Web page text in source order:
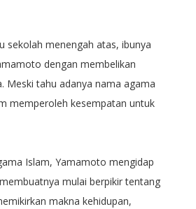
sekolah menengah atas, ibunya
dengan membelikan
Meski tahu adanya nama agama
memperoleh kesempatan untuk
Islam, Yamamoto mengidap
mulai berpikir tentang
makna kehidupan,